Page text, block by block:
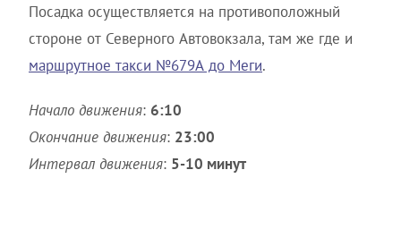
Посадка осуществляется на противоположный
стороне от Северного Автовокзала, там же где и
маршрутное такси №679А до Меги.
Начало движения: 6:10
Окончание движения: 23:00
Интервал движения: 5-10 минут